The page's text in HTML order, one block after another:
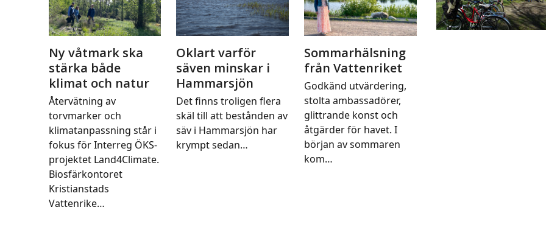
Ny våtmark ska
stärka både
klimat och natur
Återvätning av
torvmarker och
klimatanpassning står i
fokus för Interreg ÖKS-
projektet Land4Climate.
Biosfärkontoret
Kristianstads
Vattenrike…
Oklart varför
säven minskar i
Hammarsjön
Det finns troligen flera
skäl till att bestånden av
säv i Hammarsjön har
krympt sedan…
Sommarhälsning
från Vattenriket
Godkänd utvärdering,
stolta ambassadörer,
glittrande konst och
åtgärder för havet. I
början av sommaren
kom…